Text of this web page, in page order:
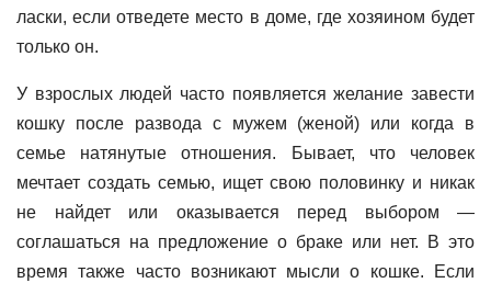
ласки, если отведете место в доме, где хозяином будет
только он.
У взрослых людей часто появляется желание завести
кошку после развода с мужем (женой) или когда в
семье натянутые отношения. Бывает, что человек
мечтает создать семью, ищет свою половинку и никак
не найдет или оказывается перед выбором —
соглашаться на предложение о браке или нет. В это
время также часто возникают мысли о кошке. Если